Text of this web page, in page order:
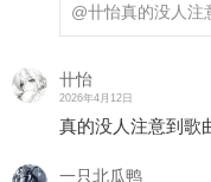
@卄怡真的没人注
卄怡
2026年4月12日
真的没人注意到歌
一只北瓜鸭